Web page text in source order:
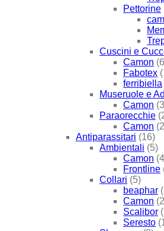
Pettorine
Cuscini e
Camon
Fabotex
ferribiella
Museruole e
Camon
Paraorecchie
Camon
Antiparassitari (16)
Ambientali (5)
Camon
Frontline
Collari (5)
beaphar
Camon
Scalibor
Seresto